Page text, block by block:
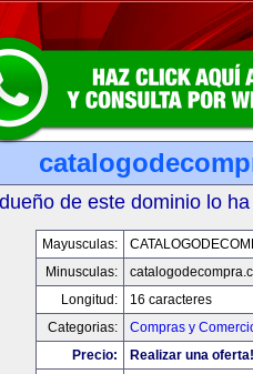
de este dominio lo
Mayusculas:
Minusculas:
Longitud:
16 caracteres
Categorias:
Compras y
Precio:
Realizar una oferta!